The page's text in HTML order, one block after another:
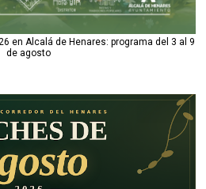
en Alcalá de Henares: programa del 3 al 9
de agosto